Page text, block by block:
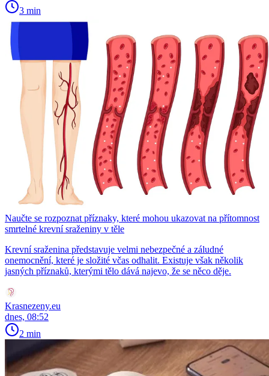
3 min
Naučte se rozpoznat příznaky, které mohou ukazovat na přítomnost
smrtelné krevní sraženiny v těle
Krevní sraženina představuje velmi nebezpečné a záludné
onemocnění, které je složité včas odhalit. Existuje však několik
jasných příznaků, kterými tělo dává najevo, že se něco děje.
Krasnezeny.eu
dnes, 08:52
2 min